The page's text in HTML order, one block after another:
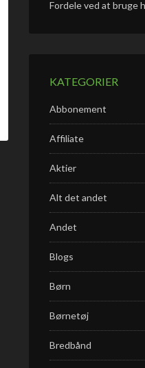
Fordele ved at bruge
KATEGORIER
Abbonement
Affiliate
Aktier
Alt det andet
Andet
Blogs
Børn
Børnetøj
Bredbånd